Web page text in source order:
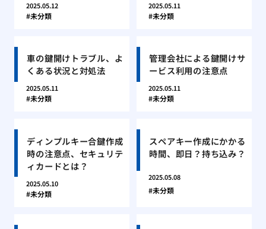
2025.05.12
未分類
2025.05.11
未分類
車の鍵開けトラブル、よ
くある状況と対処法
2025.05.11
未分類
管理会社による鍵開けサ
ービス利用の注意点
2025.05.11
未分類
ディンプルキー合鍵作成
時の注意点、セキュリテ
ィカードとは？
2025.05.10
未分類
スペアキー作成にかかる
時間、即日？持ち込み？
2025.05.08
未分類